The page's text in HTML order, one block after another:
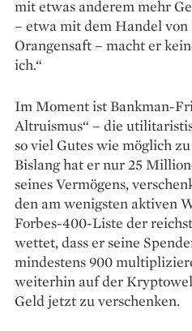
mit etwas anderem mehr
– etwa mit dem Handel
Orangensaft – macht er
ich.“
Im Moment ist Bankman-
Altruismus“ – die
so viel Gutes wie möglich
Bislang hat er nur 25
seines Vermögens,
den am wenigsten aktiven
Forbes-400-Liste der
wettet, dass er seine
mindestens 900
weiterhin auf der
Geld jetzt zu verschenken.